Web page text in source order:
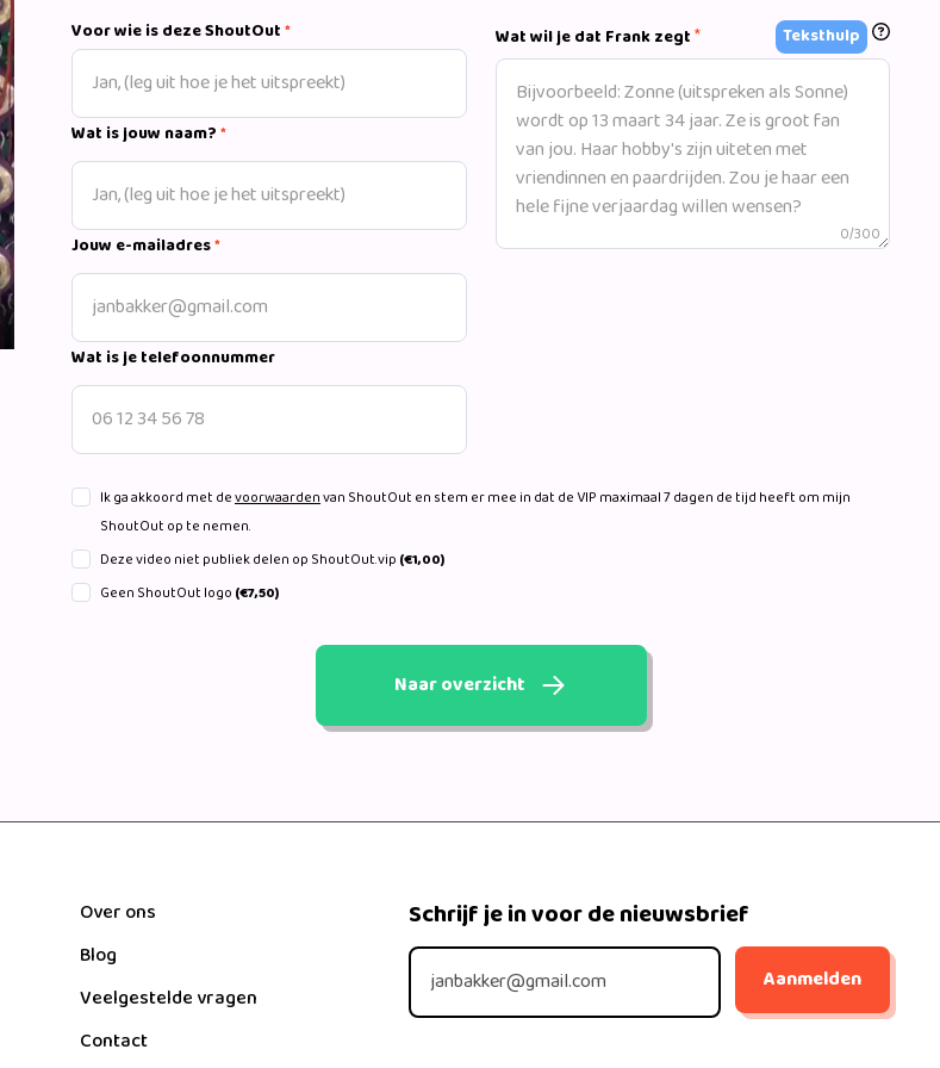
Voor wie is deze ShoutOut*
Wat is jouw naam?*
Jouw e-mailadres*
Wat is je telefoonnummer
Wat wil je dat Frank zegt* Teksthulp
0/300
Ik ga akkoord met devoorwaardenvan ShoutOut en stem er mee in dat de VIP maximaal 7 dagen de tijd heeft om mijn
ShoutOut op te nemen.
Deze video niet publiek delen op ShoutOut.vip (€1,00)
Geen ShoutOut logo (€7,50)
Naar overzicht
Over ons
Blog
Veelgestelde vragen
Contact
Schrijf je in voor de nieuwsbrief
Aanmelden